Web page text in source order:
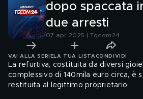
dopo spaccata
due arresti
07 apr 2025 | Tgcom24
VAI ALLA SERIE LA TUA LISTA CONDIVIDI
La refurtiva, costituita da diversi
complessivo di 140mila euro circa, è
restituita al legittimo proprietario